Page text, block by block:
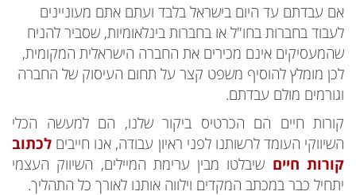
אם עבדתם עד היום בישראל בלבד ועתם אתם מעוניינים
לעבוד בחברות בחו"ל או בחברות בינלאומיות, שסביר להניח
שהמעסיקים אינם מכירים את החברה הישראלית המקומית,
לכן מומלץ להוסיף משפט קצר על תחום העיסוק של החברה
וגורמים מולם עבדתם.
קורות חיים הם הכרטיס ביקור שלנו, הם למעשה הכלי
השיווקי העומד לרשותנו לפני ראיון עבודה, אנו חייבים לכתוב
קורות חיים שיבלטו מבין ערימת המיילים, השיווק העצמי
יתחיל כבר במכתב המקדים וילווה אותנו לאורך כל התהליך.